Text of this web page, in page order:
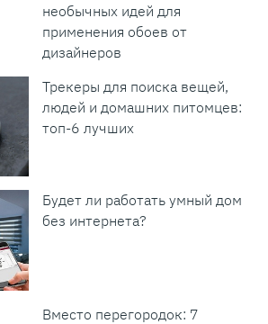
необычных идей для
применения обоев от
дизайнеров
Трекеры для поиска вещей,
людей и домашних питомцев:
топ-6 лучших
Будет ли работать умный дом
без интернета?
Вместо перегородок: 7